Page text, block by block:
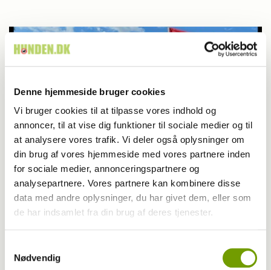
Denne hjemmeside bruger cookies
Vi bruger cookies til at tilpasse vores indhold og
annoncer, til at vise dig funktioner til sociale medier og til
at analysere vores trafik. Vi deler også oplysninger om
din brug af vores hjemmeside med vores partnere inden
for sociale medier, annonceringspartnere og
analysepartnere. Vores partnere kan kombinere disse
data med andre oplysninger, du har givet dem, eller som
de har indsamlet fra din brug af deres tjenester.
Nødvendig
Konkurrencer
04-07-2025 06:30, af Cecilie Friis Amstrup